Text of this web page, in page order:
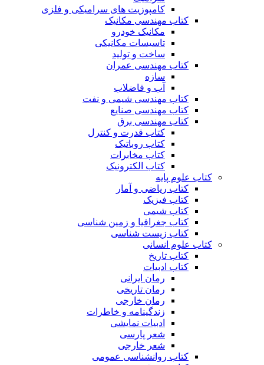
کامپوزیت های سرامیکی و فلزی
کتاب مهندسی مکانیک
مکانیک خودرو
تاسیسات مکانیکی
ساخت و تولید
کتاب مهندسی عمران
سازه
آب و فاضلاب
کتاب مهندسی شیمی و نفت
کتاب مهندسی صنایع
کتاب مهندسی برق
کتاب قدرت و کنترل
کتاب روباتیک
کتاب مخابرات
کتاب الکترونیک
کتاب علوم پایه
کتاب ریاضی و آمار
کتاب فیزیک
کتاب شیمی
کتاب جغرافیا و زمین شناسی
کتاب زیست شناسی
کتاب علوم انسانی
کتاب تاریخ
کتاب ادبیات
رمان ایرانی
رمان تاریخی
رمان خارجی
زندگینامه و خاطرات
ادبیات نمایشی
شعر پارسی
شعر خارجی
کتاب روانشناسی عمومی